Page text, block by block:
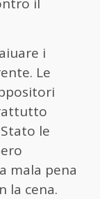
i
Le
le
mala pena
la cena.